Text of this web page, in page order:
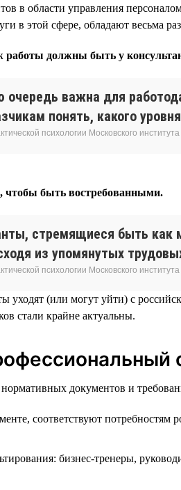
в области управления
в этой сфере, обладают
работы должны быть у
очередь важна для
понять, какого
психологии Московского
чтобы быть востребованными.
стремящиеся быть
из упомянутых
психологии Московского
(или могут уйти) с
стали крайне актуальны.
документов и
соответствуют
бизнес-тренеры,